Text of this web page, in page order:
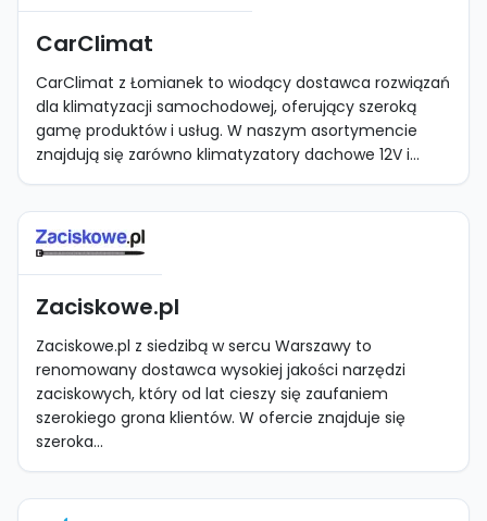
CarClimat
CarClimat z Łomianek to wiodący dostawca rozwiązań
dla klimatyzacji samochodowej, oferujący szeroką
gamę produktów i usług. W naszym asortymencie
znajdują się zarówno klimatyzatory dachowe 12V i...
Zaciskowe.pl
Zaciskowe.pl z siedzibą w sercu Warszawy to
renomowany dostawca wysokiej jakości narzędzi
zaciskowych, który od lat cieszy się zaufaniem
szerokiego grona klientów. W ofercie znajduje się
szeroka...